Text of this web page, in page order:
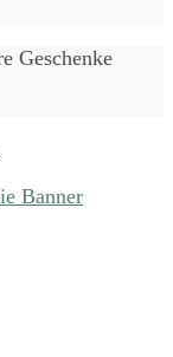
Geschenke
Banner